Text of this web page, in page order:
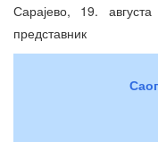
Сарајево, 19.
представник